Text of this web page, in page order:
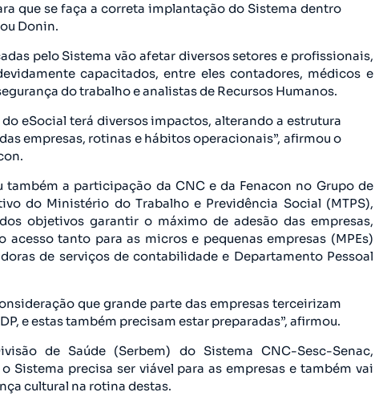
que se faça a correta implantação do Sistema dentro
Donin.
pelo Sistema vão afetar diversos setores e profissionais,
capacitados, entre eles contadores, médicos e
do trabalho e analistas de Recursos Humanos.
eSocial terá diversos impactos, alterando a estrutura
empresas, rotinas e hábitos operacionais”, afirmou o
também a participação da CNC e da Fenacon no Grupo de
do Ministério do Trabalho e Previdência Social (MTPS),
objetivos garantir o máximo de adesão das empresas,
acesso tanto para as micros e pequenas empresas (MPEs)
de serviços de contabilidade e Departamento Pessoal
que grande parte das empresas terceirizam
e estas também precisam estar preparadas”, afirmou.
de Saúde (Serbem) do Sistema CNC-Sesc-Senac,
Sistema precisa ser viável para as empresas e também vai
cultural na rotina destas.